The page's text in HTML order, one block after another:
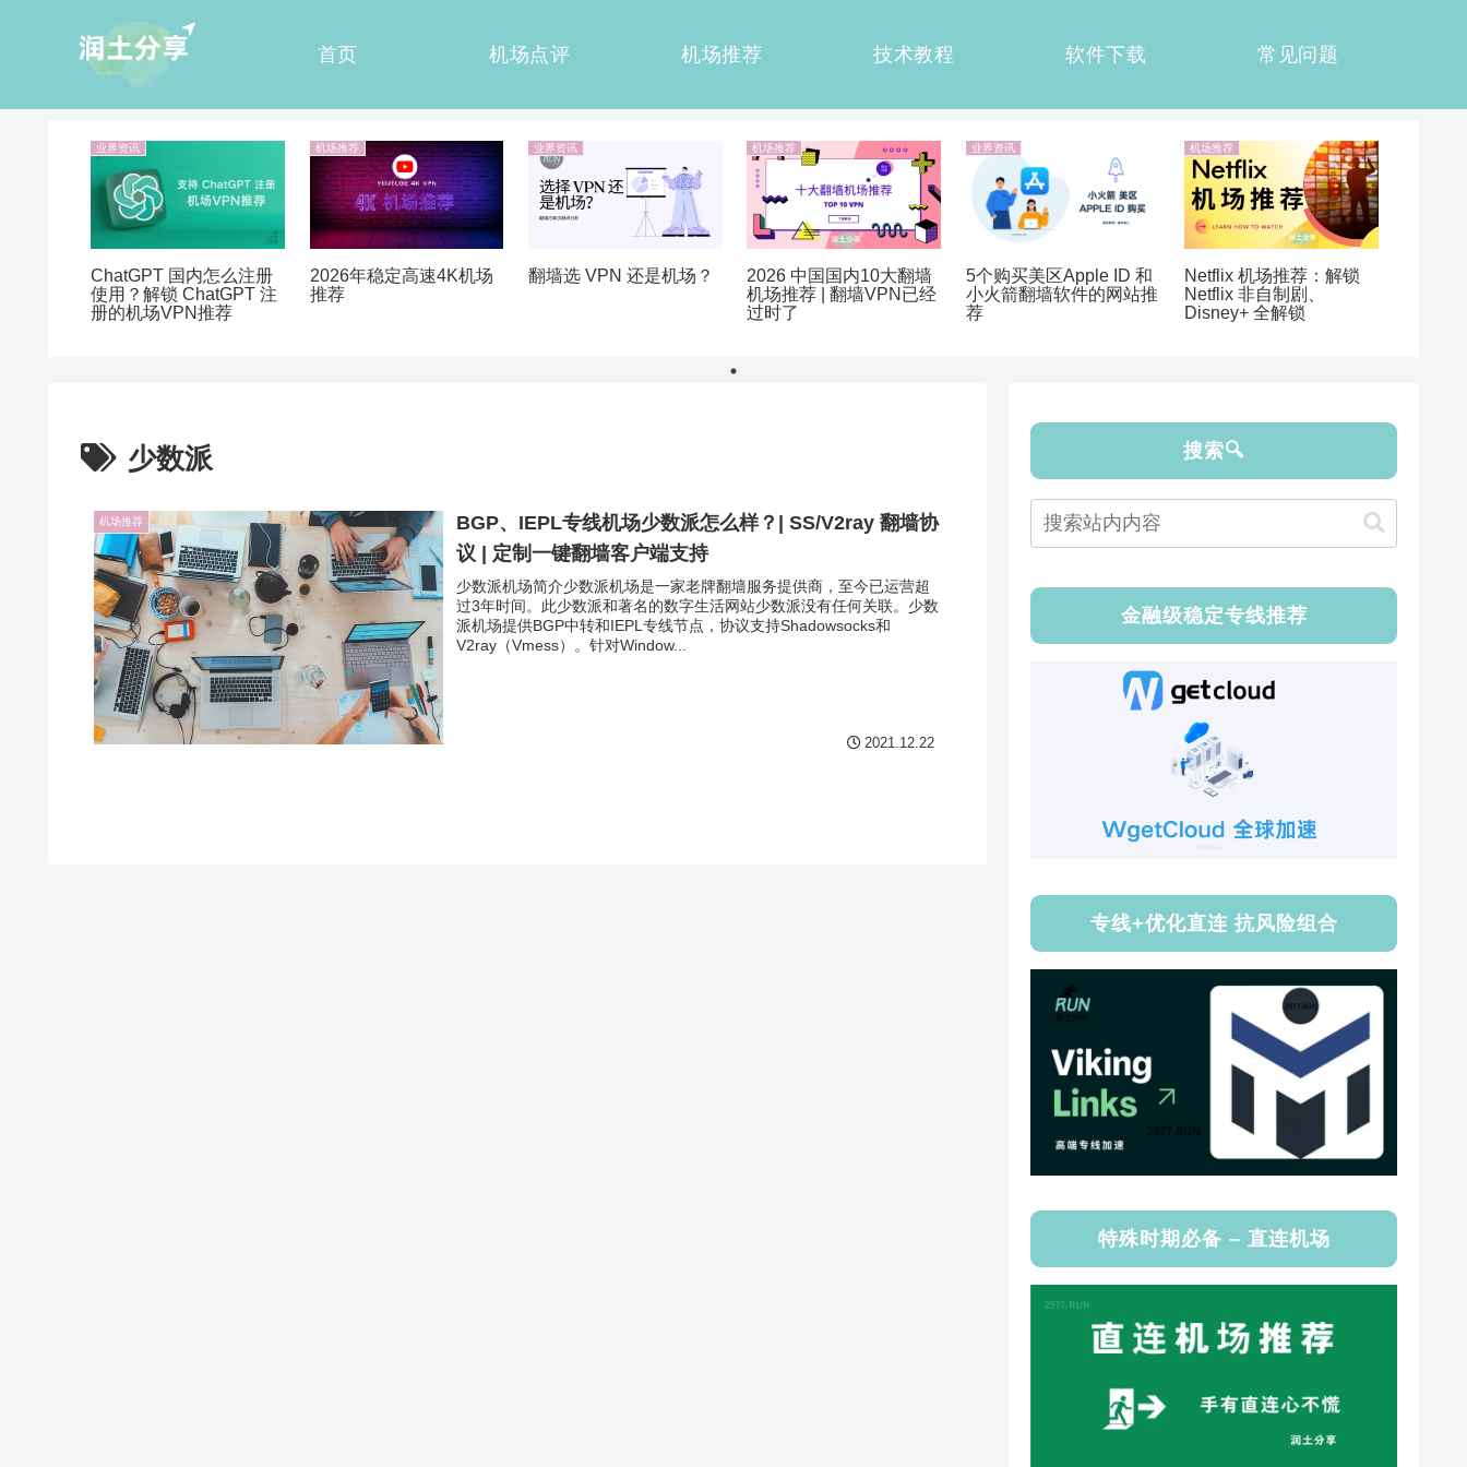
首页 机场点评 机场推荐 技术教程 软件下载 常见问题
业界资讯
ChatGPT 国内怎么注册
使用？解锁 ChatGPT 注
册的机场VPN推荐
机场推荐
2026年稳定高速4K机场
推荐
业界资讯
翻墙选 VPN 还是机场？
机场推荐
2026 中国国内10大翻墙
机场推荐 | 翻墙VPN已经
过时了
业界资讯
5个购买美区Apple ID 和
小火箭翻墙软件的网站推
荐
机场推荐
Netflix 机场推荐：解锁
Netflix 非自制剧、
Disney+ 全解锁
少数派
机场推荐
BGP、IEPL专线机场少数派怎么样？| SS/V2ray 翻墙协
议 | 定制一键翻墙客户端支持
少数派机场简介少数派机场是一家老牌翻墙服务提供商，至今已运营超
过3年时间。此少数派和著名的数字生活网站少数派没有任何关联。少数
派机场提供BGP中转和IEPL专线节点，协议支持Shadowsocks和
V2ray（Vmess）。针对Window...
2021.12.22
搜索🔍
金融级稳定专线推荐
专线+优化直连 抗风险组合
特殊时期必备 – 直连机场